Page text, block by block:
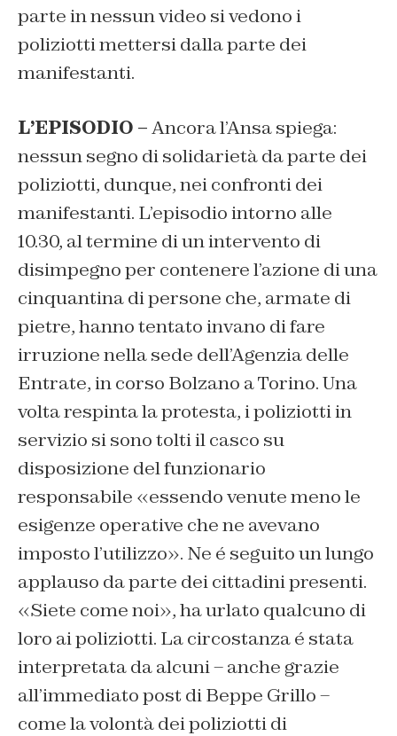
parte in nessun video si vedono i
poliziotti mettersi dalla parte dei
manifestanti.
L’EPISODIO –Ancora l’Ansa spiega:
nessun segno di solidarietà da parte dei
poliziotti, dunque, nei confronti dei
manifestanti. L’episodio intorno alle
10.30, al termine di un intervento di
disimpegno per contenere l’azione di una
cinquantina di persone che, armate di
pietre, hanno tentato invano di fare
irruzione nella sede dell’Agenzia delle
Entrate, in corso Bolzano a Torino. Una
volta respinta la protesta, i poliziotti in
servizio si sono tolti il casco su
disposizione del funzionario
responsabile «essendo venute meno le
esigenze operative che ne avevano
imposto l’utilizzo». Ne é seguito un lungo
applauso da parte dei cittadini presenti.
«Siete come noi», ha urlato qualcuno di
loro ai poliziotti. La circostanza é stata
interpretata da alcuni – anche grazie
all’immediato post di Beppe Grillo –
come la volontà dei poliziotti di